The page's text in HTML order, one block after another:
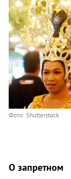
Фото: Shutterstock
О запретном